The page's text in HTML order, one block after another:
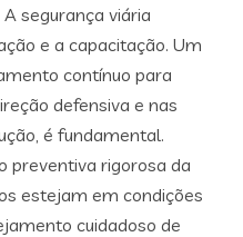
A segurança viária
e a capacitação. Um
contínuo para
defensiva e nas
é fundamental.
preventiva rigorosa da
estejam em condições
cuidadoso de